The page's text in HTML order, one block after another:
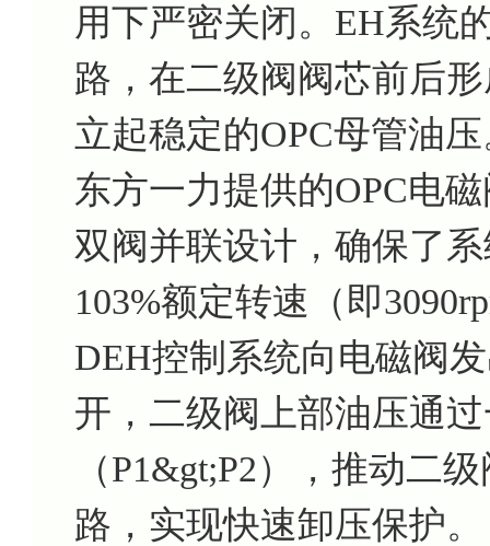
用下严密关闭。EH系统
路，在二级阀阀芯前后
立起稳定的OPC母管油
东方一力提供的OPC电
双阀并联设计，确保了
103%额定转速（即
DEH控制系统向电磁阀
开，二级阀上部油压通
（P1&gt;P2），推动二
路，实现快速卸压保护。